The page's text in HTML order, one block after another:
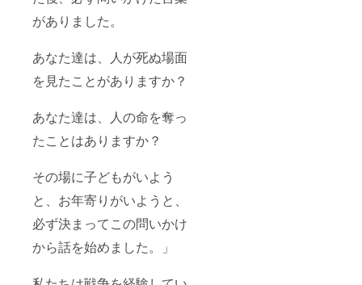
がありました。
あなた達は、人が死ぬ場面
を見たことがありますか？
あなた達は、人の命を奪っ
たことはありますか？
その場に子どもがいよう
と、お年寄りがいようと、
必ず決まってこの問いかけ
から話を始めました。」